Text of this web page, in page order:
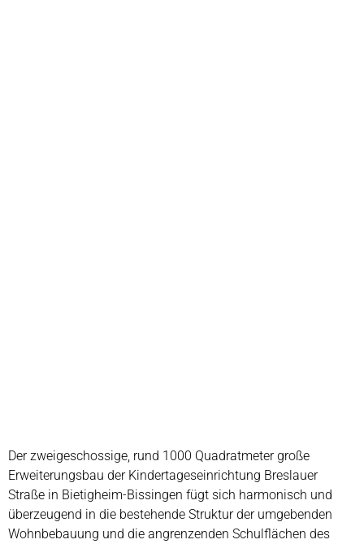
Der zweigeschossige, rund 1000 Quadratmeter große
Erweiterungsbau der Kindertageseinrichtung Breslauer
Straße in Bietigheim-Bissingen fügt sich harmonisch und
überzeugend in die bestehende Struktur der umgebenden
Wohnbebauung und die angrenzenden Schulflächen des